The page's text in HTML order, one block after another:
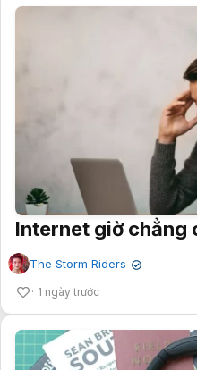
Internet giờ chẳng
The Storm Riders ✔
1 ngày trước